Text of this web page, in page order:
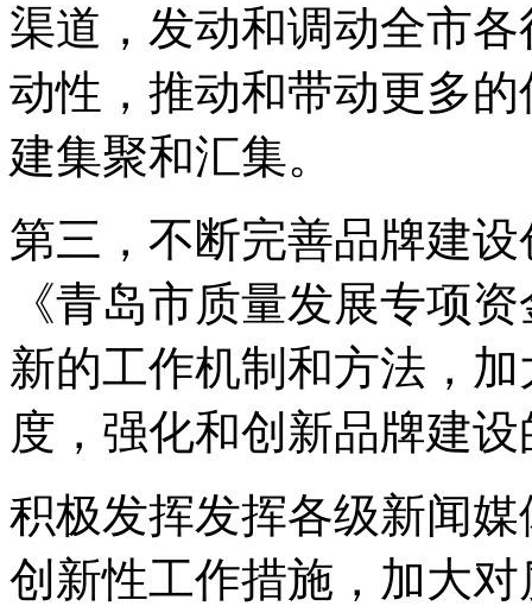
渠道，发动和调动全市
动性，推动和带动更多
建集聚和汇集。
第三，不断完善品牌建
《青岛市质量发展专项
新的工作机制和方法，
度，强化和创新品牌建
积极发挥发挥各级新闻
创新性工作措施，加大